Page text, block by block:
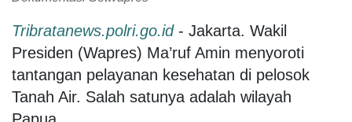
Tribratanews.polri.go.id- Jakarta. Wakil
Presiden (Wapres) Ma’ruf Amin menyoroti
tantangan pelayanan kesehatan di pelosok
Tanah Air. Salah satunya adalah wilayah